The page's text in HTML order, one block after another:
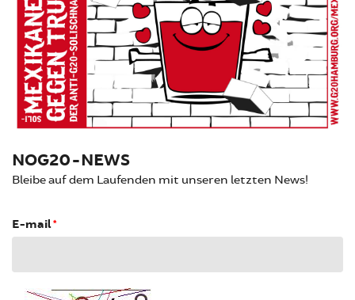
NOG20-NEWS
Bleibe auf dem Laufenden mit unseren letzten News!
E-mail*